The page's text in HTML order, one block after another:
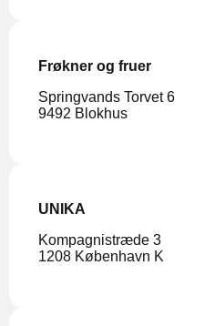
Frøkner og fruer
Springvands Torvet 6
9492 Blokhus
UNIKA
Kompagnistræde 3
1208 København K